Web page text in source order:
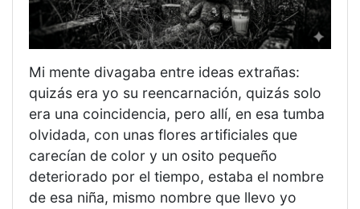
​Mi mente divagaba entre ideas extrañas:
quizás era yo su reencarnación, quizás solo
era una coincidencia, pero allí, en esa tumba
olvidada, con unas flores artificiales que
carecían de color y un osito pequeño
deteriorado por el tiempo, estaba el nombre
de esa niña, mismo nombre que llevo yo